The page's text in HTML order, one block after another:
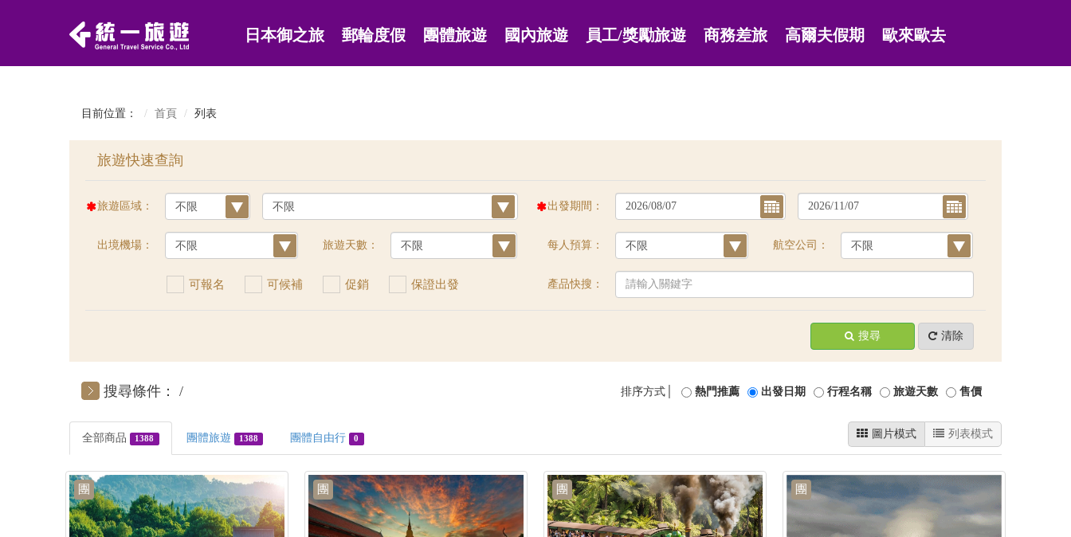
日本御之旅 郵輪度假 團體旅遊 國內旅遊 員工/獎勵旅遊 商務差旅 高爾夫假期 歐來歐去
目前位置： 首頁 列表
旅遊區域： 出發期間：
出境機場： 旅遊天數： 每人預算： 航空公司：
可報名 可候補 促銷 保證出發 產品快搜：
搜尋 清除
搜尋條件： 排序方式│ 熱門推薦 出發日期 行程名稱 旅遊天數 售價
全部商品 1388 團體旅遊 1388 團體自由行 0 圖片模式 列表模式
團 團 團 團